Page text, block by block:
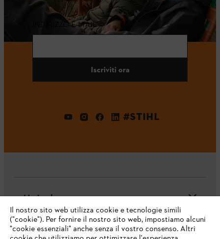
INDIRIZZO E-MAIL
Iscriviti ora
#STIHL
L'azienda
Il nostro sito web utilizza cookie e tecnologie simili
("cookie"). Per fornire il nostro sito web, impostiamo alcuni
"cookie essenziali" anche senza il vostro consenso. Altri